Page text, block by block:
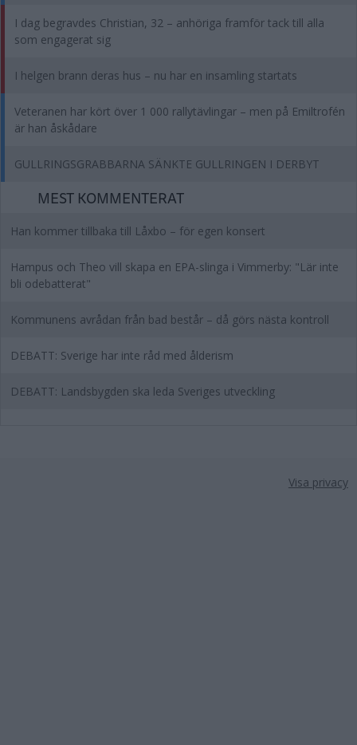
I dag begravdes Christian, 32 – anhöriga framför tack till alla
som engagerat sig
I helgen brann deras hus – nu har en insamling startats
Veteranen har kört över 1 000 rallytävlingar – men på Emiltrofén
är han åskådare
GULLRINGSGRABBARNA SÄNKTE GULLRINGEN I DERBYT
MEST KOMMENTERAT
Han kommer tillbaka till Låxbo – för egen konsert
Hampus och Theo vill skapa en EPA-slinga i Vimmerby: "Lär inte
bli odebatterat"
Kommunens avrådan från bad består – då görs nästa kontroll
DEBATT: Sverige har inte råd med ålderism
DEBATT: Landsbygden ska leda Sveriges utveckling
Visa privacy